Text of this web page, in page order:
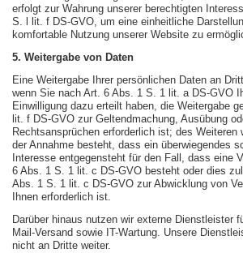
erfolgt zur Wahrung unserer berechtigten
S. l lit. f DS-GVO, um eine einheitliche
komfortable Nutzung unserer Website zu
5. Weitergabe von Daten
Eine Weitergabe Ihrer persönlichen Daten an
wenn Sie nach Art. 6 Abs. 1 S. 1 lit. a DS-GVO
Einwilligung dazu erteilt haben, die Weitergabe
lit. f DS-GVO zur Geltendmachung, Ausübung
Rechtsansprüchen erforderlich ist; des Weiteren
der Annahme besteht, dass ein überwiegendes
Interesse entgegensteht für den Fall, dass eine
6 Abs. 1 S. 1 lit. c DS-GVO besteht oder dies
Abs. 1 S. 1 lit. c DS-GVO zur Abwicklung von
Ihnen erforderlich ist.
Darüber hinaus nutzen wir externe Dienstleister
Mail-Versand sowie IT-Wartung. Unsere
nicht an Dritte weiter.